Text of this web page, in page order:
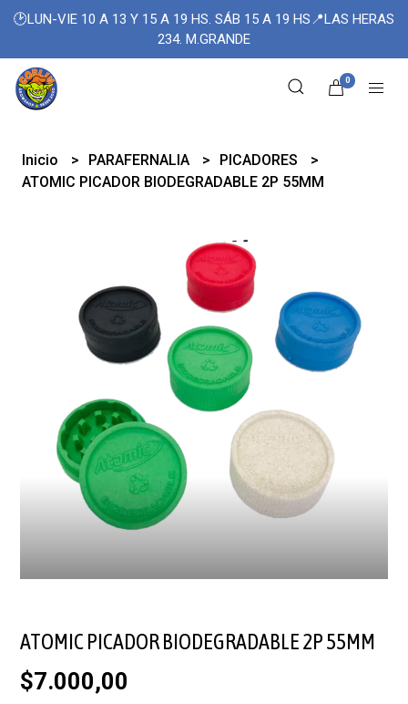
🕑LUN-VIE 10 A 13 Y 15 A 19 HS. SÁB 15 A 19 HS📍LAS HERAS
234. M.GRANDE
0
Inicio PARAFERNALIA
PICADORES
ATOMIC PICADOR BIODEGRADABLE 2P 55MM
ATOMIC PICADOR BIODEGRADABLE 2P 55MM
$7.000,00